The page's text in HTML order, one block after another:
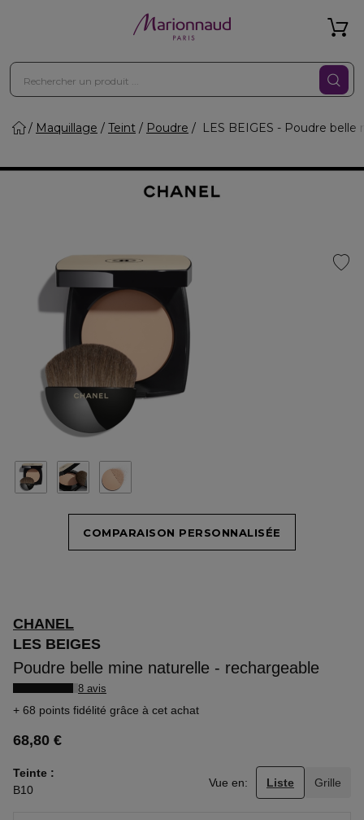
Maquillage Teint Poudre LES BEIGES - Poudre
COMPARAISON PERSONNALISÉE
CHANEL
LES BEIGES
Poudre belle mine naturelle - rechargeable
8 avis
68 points fidélité grâce à cet achat
68,80 €
Teinte
B10
Vue en: Liste Grille